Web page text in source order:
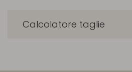
Calcolatore taglie